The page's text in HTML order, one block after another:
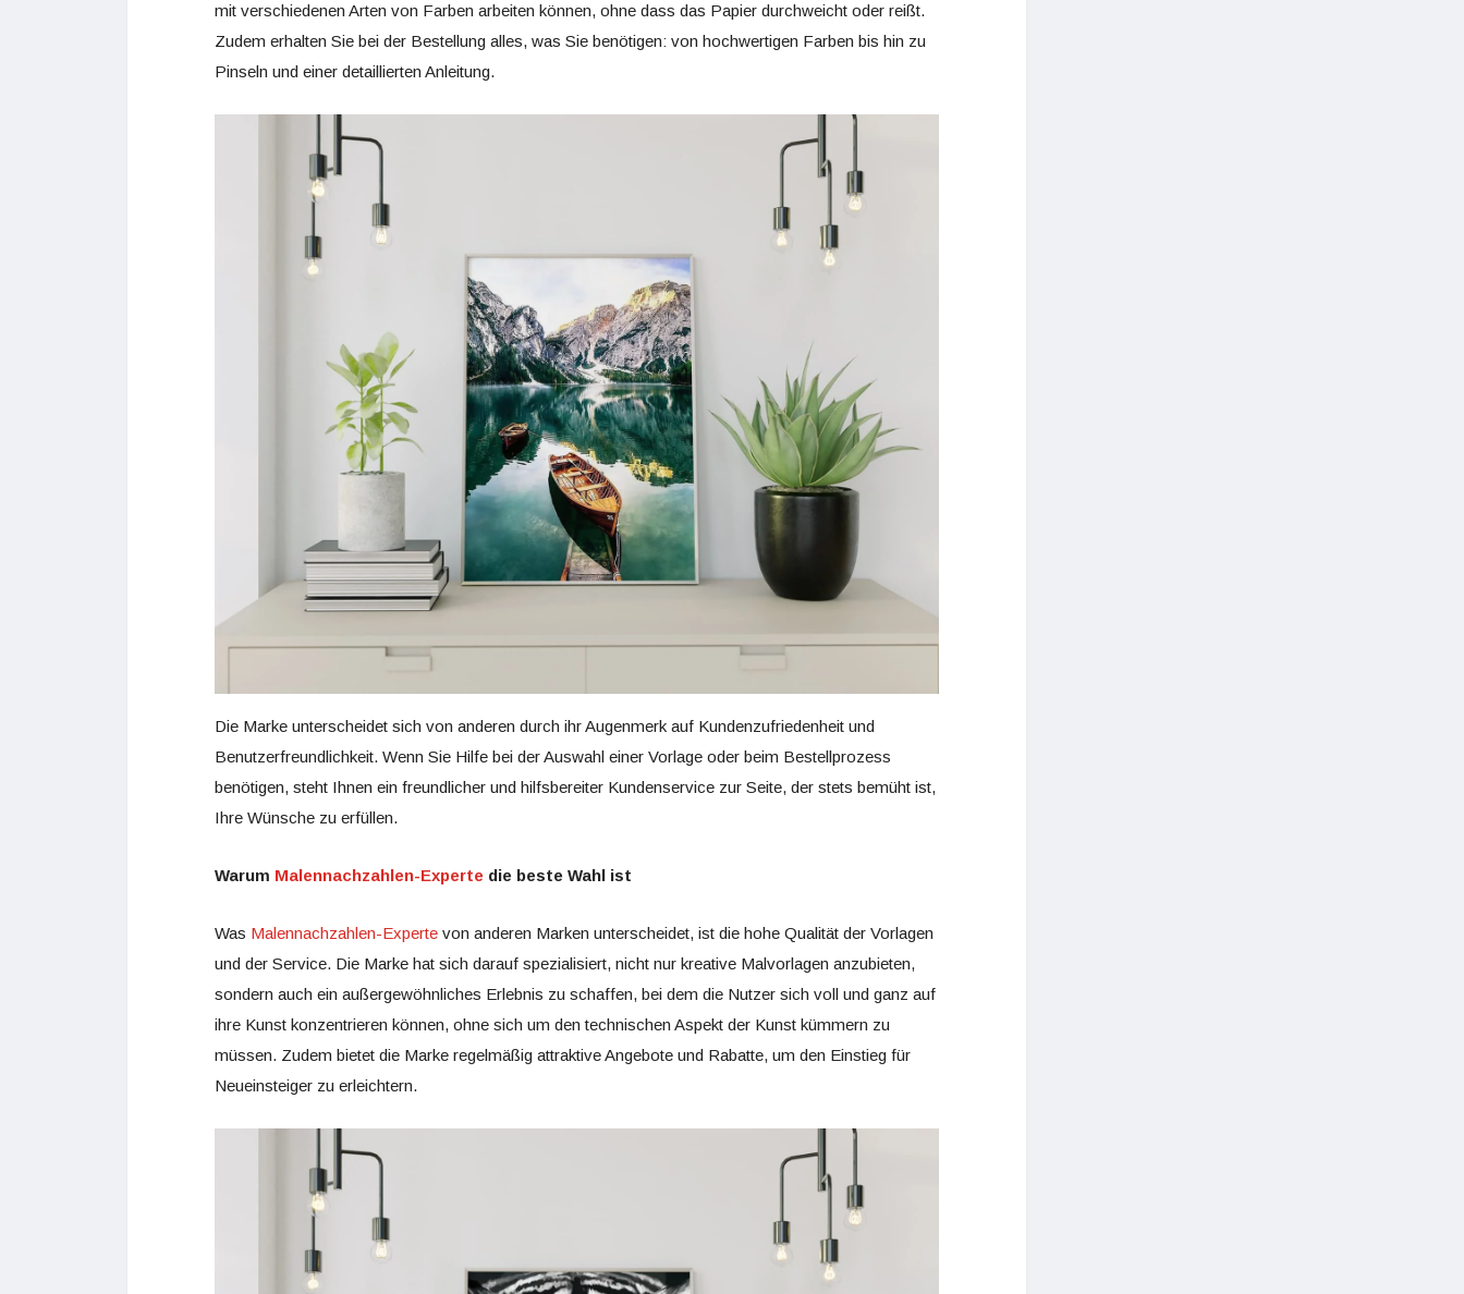
mit verschiedenen Arten von Farben arbeiten können, ohne dass das Papier durchweicht oder reißt.
Zudem erhalten Sie bei der Bestellung alles, was Sie benötigen: von hochwertigen Farben bis hin zu
Pinseln und einer detaillierten Anleitung.
Die Marke unterscheidet sich von anderen durch ihr Augenmerk auf Kundenzufriedenheit und
Benutzerfreundlichkeit. Wenn Sie Hilfe bei der Auswahl einer Vorlage oder beim Bestellprozess
benötigen, steht Ihnen ein freundlicher und hilfsbereiter Kundenservice zur Seite, der stets bemüht ist,
Ihre Wünsche zu erfüllen.
Warum Malennachzahlen-Experte die beste Wahl ist
Was Malennachzahlen-Experte von anderen Marken unterscheidet, ist die hohe Qualität der Vorlagen
und der Service. Die Marke hat sich darauf spezialisiert, nicht nur kreative Malvorlagen anzubieten,
sondern auch ein außergewöhnliches Erlebnis zu schaffen, bei dem die Nutzer sich voll und ganz auf
ihre Kunst konzentrieren können, ohne sich um den technischen Aspekt der Kunst kümmern zu
müssen. Zudem bietet die Marke regelmäßig attraktive Angebote und Rabatte, um den Einstieg für
Neueinsteiger zu erleichtern.